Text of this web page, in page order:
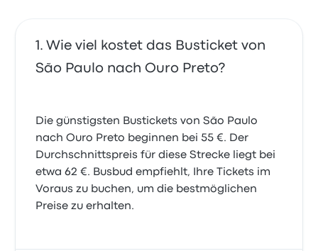
Wie viel kostet das Busticket von
São Paulo nach Ouro Preto?
Die günstigsten Bustickets von São Paulo
nach Ouro Preto beginnen bei 55 €. Der
Durchschnittspreis für diese Strecke liegt bei
etwa 62 €. Busbud empfiehlt, Ihre Tickets im
Voraus zu buchen, um die bestmöglichen
Preise zu erhalten.